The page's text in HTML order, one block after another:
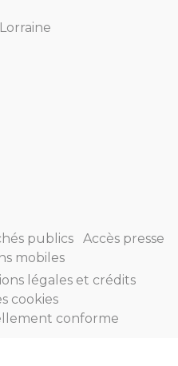
publics
Accès presse
mobiles
légales et crédits
cookies
conforme